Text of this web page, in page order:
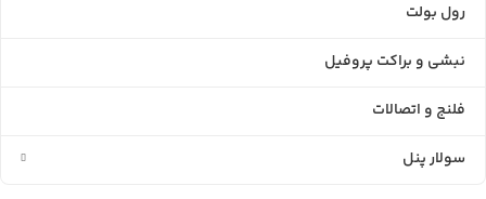
رول بولت
نبشی و براکت پروفیل
فلنج و اتصالات
سولار پنل